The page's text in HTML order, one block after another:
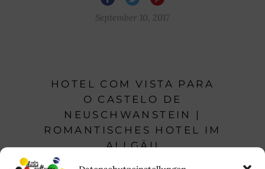
September 10, 2017
HOTEL COM VISTA PARA
O CASTELO DE
NEUSCHWANSTEIN |
ROMANTISCHES HOTEL IM
ALLGÄU